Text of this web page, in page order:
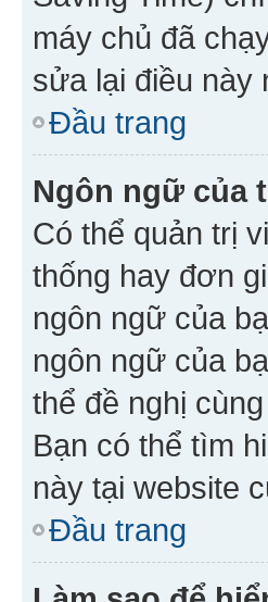
máy chủ đã
sửa lại điều này
Đầu trang
Ngôn ngữ của
Có thể quản trị
thống hay đơn
ngôn ngữ của
ngôn ngữ của
thể đề nghị
Bạn có thể tìm
này tại website
Đầu trang